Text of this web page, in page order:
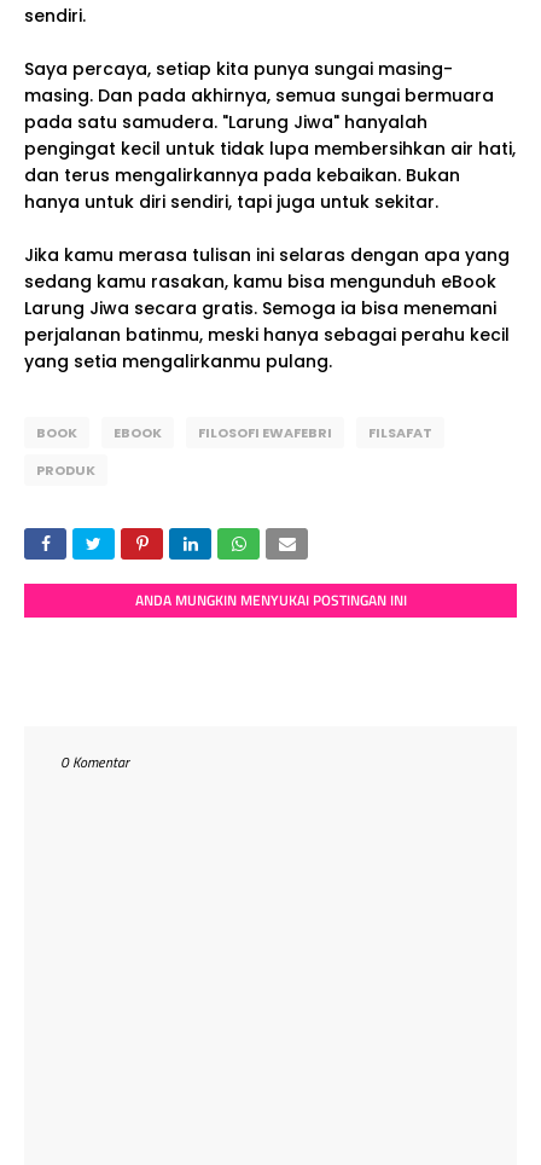
sendiri.
Saya percaya, setiap kita punya sungai masing-
masing. Dan pada akhirnya, semua sungai bermuara
pada satu samudera. "Larung Jiwa" hanyalah
pengingat kecil untuk tidak lupa membersihkan air hati,
dan terus mengalirkannya pada kebaikan. Bukan
hanya untuk diri sendiri, tapi juga untuk sekitar.
Jika kamu merasa tulisan ini selaras dengan apa yang
sedang kamu rasakan, kamu bisa mengunduh eBook
Larung Jiwa secara gratis. Semoga ia bisa menemani
perjalanan batinmu, meski hanya sebagai perahu kecil
yang setia mengalirkanmu pulang.
BOOK EBOOK FILOSOFI EWAFEBRI
FILSAFAT
PRODUK
ANDA MUNGKIN MENYUKAI POSTINGAN INI
0 Komentar